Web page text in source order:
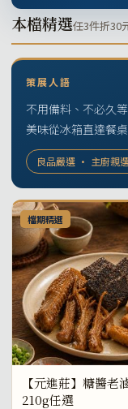
本檔精選任3件折30
策展人語
不用備料、不必久等
美味從冰箱直達餐桌
良品嚴選 · 主廚親
檔期精選
【元進莊】糖醬老
210g任選